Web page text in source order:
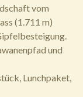
vom
(1.711 m)
und
Lunchpaket,